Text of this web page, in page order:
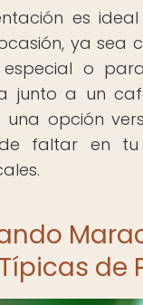
es
ya sea
o
junto a un
una opción
faltar en tu
de